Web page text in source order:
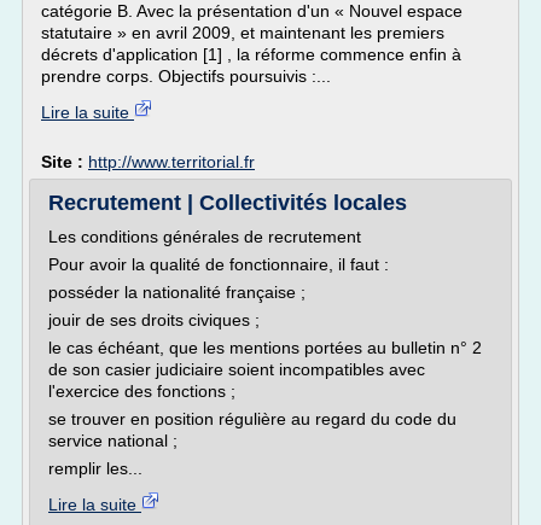
catégorie B. Avec la présentation d'un « Nouvel espace
statutaire » en avril 2009, et maintenant les premiers
décrets d'application [1] , la réforme commence enfin à
prendre corps. Objectifs poursuivis :...
Lire la suite
Site : http://www.territorial.fr
Recrutement | Collectivités locales
Les conditions générales de recrutement
Pour avoir la qualité de fonctionnaire, il faut :
posséder la nationalité française ;
jouir de ses droits civiques ;
le cas échéant, que les mentions portées au bulletin n° 2
de son casier judiciaire soient incompatibles avec
l'exercice des fonctions ;
se trouver en position régulière au regard du code du
service national ;
remplir les...
Lire la suite